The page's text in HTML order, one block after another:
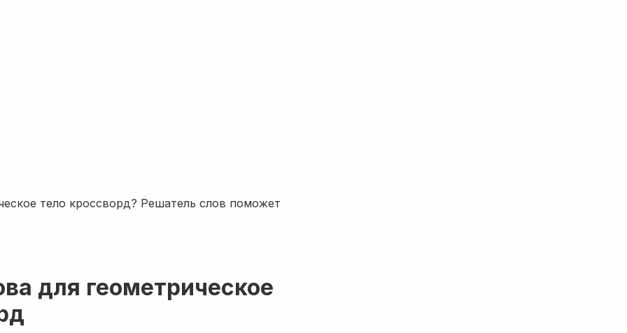
тело кроссворд? Решатель слов поможет
для геометрическое